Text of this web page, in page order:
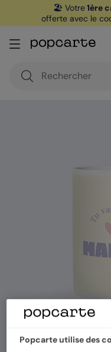
🏖️ Votre1ère
offerte avec le
Popcarte utilise des